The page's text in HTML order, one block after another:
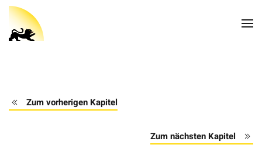
Zum vorherigen Kapitel
Zum nächsten Kapitel